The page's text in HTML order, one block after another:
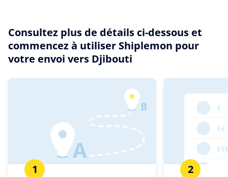
Consultez plus de détails ci-dessous et
commencez à utiliser Shiplemon pour
votre envoi vers Djibouti
1 2